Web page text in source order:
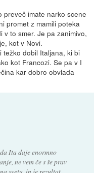
preveč imate narko scene
promet z mamili poteka
v to smer. Je pa zanimivo,
kot v Novi.
težko dobil Italjana, ki bi
kot Francozi. Se pa v I
kar dobro obvlada
Ita daje enormno
ne vem če s še prav
svetu, in je rezultat